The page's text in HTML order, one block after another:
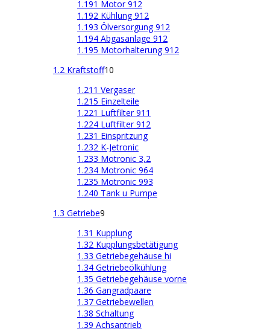
1.191 Motor 912
1.192 Kühlung 912
1.193 Ölversorgung 912
1.194 Abgasanlage 912
1.195 Motorhalterung 912
1.2 Kraftstoff10
1.211 Vergaser
1.215 Einzelteile
1.221 Luftfilter 911
1.224 Luftfilter 912
1.231 Einspritzung
1.232 K-Jetronic
1.233 Motronic 3,2
1.234 Motronic 964
1.235 Motronic 993
1.240 Tank u Pumpe
1.3 Getriebe9
1.31 Kupplung
1.32 Kupplungsbetätigung
1.33 Getriebegehäuse hi
1.34 Getriebeölkühlung
1.35 Getriebegehäuse vorne
1.36 Gangradpaare
1.37 Getriebewellen
1.38 Schaltung
1.39 Achsantrieb